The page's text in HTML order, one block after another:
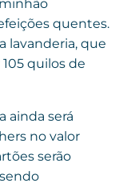
quentes.
lavanderia, que
quilos de
ainda será
no valor
serão